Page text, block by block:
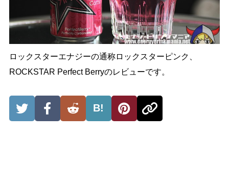
ロックスターエナジーの通称ロックスターピンク、
ROCKSTAR Perfect Berryのレビューです。
B!